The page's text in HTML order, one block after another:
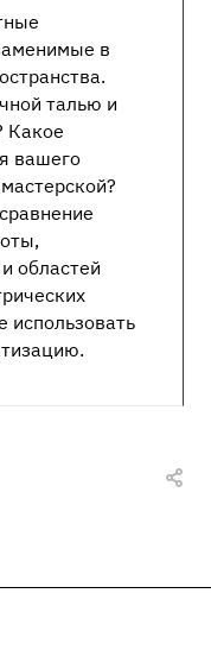
в
талью и
Какое
вашего
областей
использовать